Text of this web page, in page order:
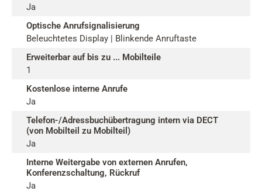
Ja
Optische Anrufsignalisierung
Beleuchtetes Display | Blinkende Anruftaste
Erweiterbar auf bis zu ... Mobilteile
1
Kostenlose interne Anrufe
Ja
Telefon-/Adressbuchübertragung intern via DECT
(von Mobilteil zu Mobilteil)
Ja
Interne Weitergabe von externen Anrufen,
Konferenzschaltung, Rückruf
Ja